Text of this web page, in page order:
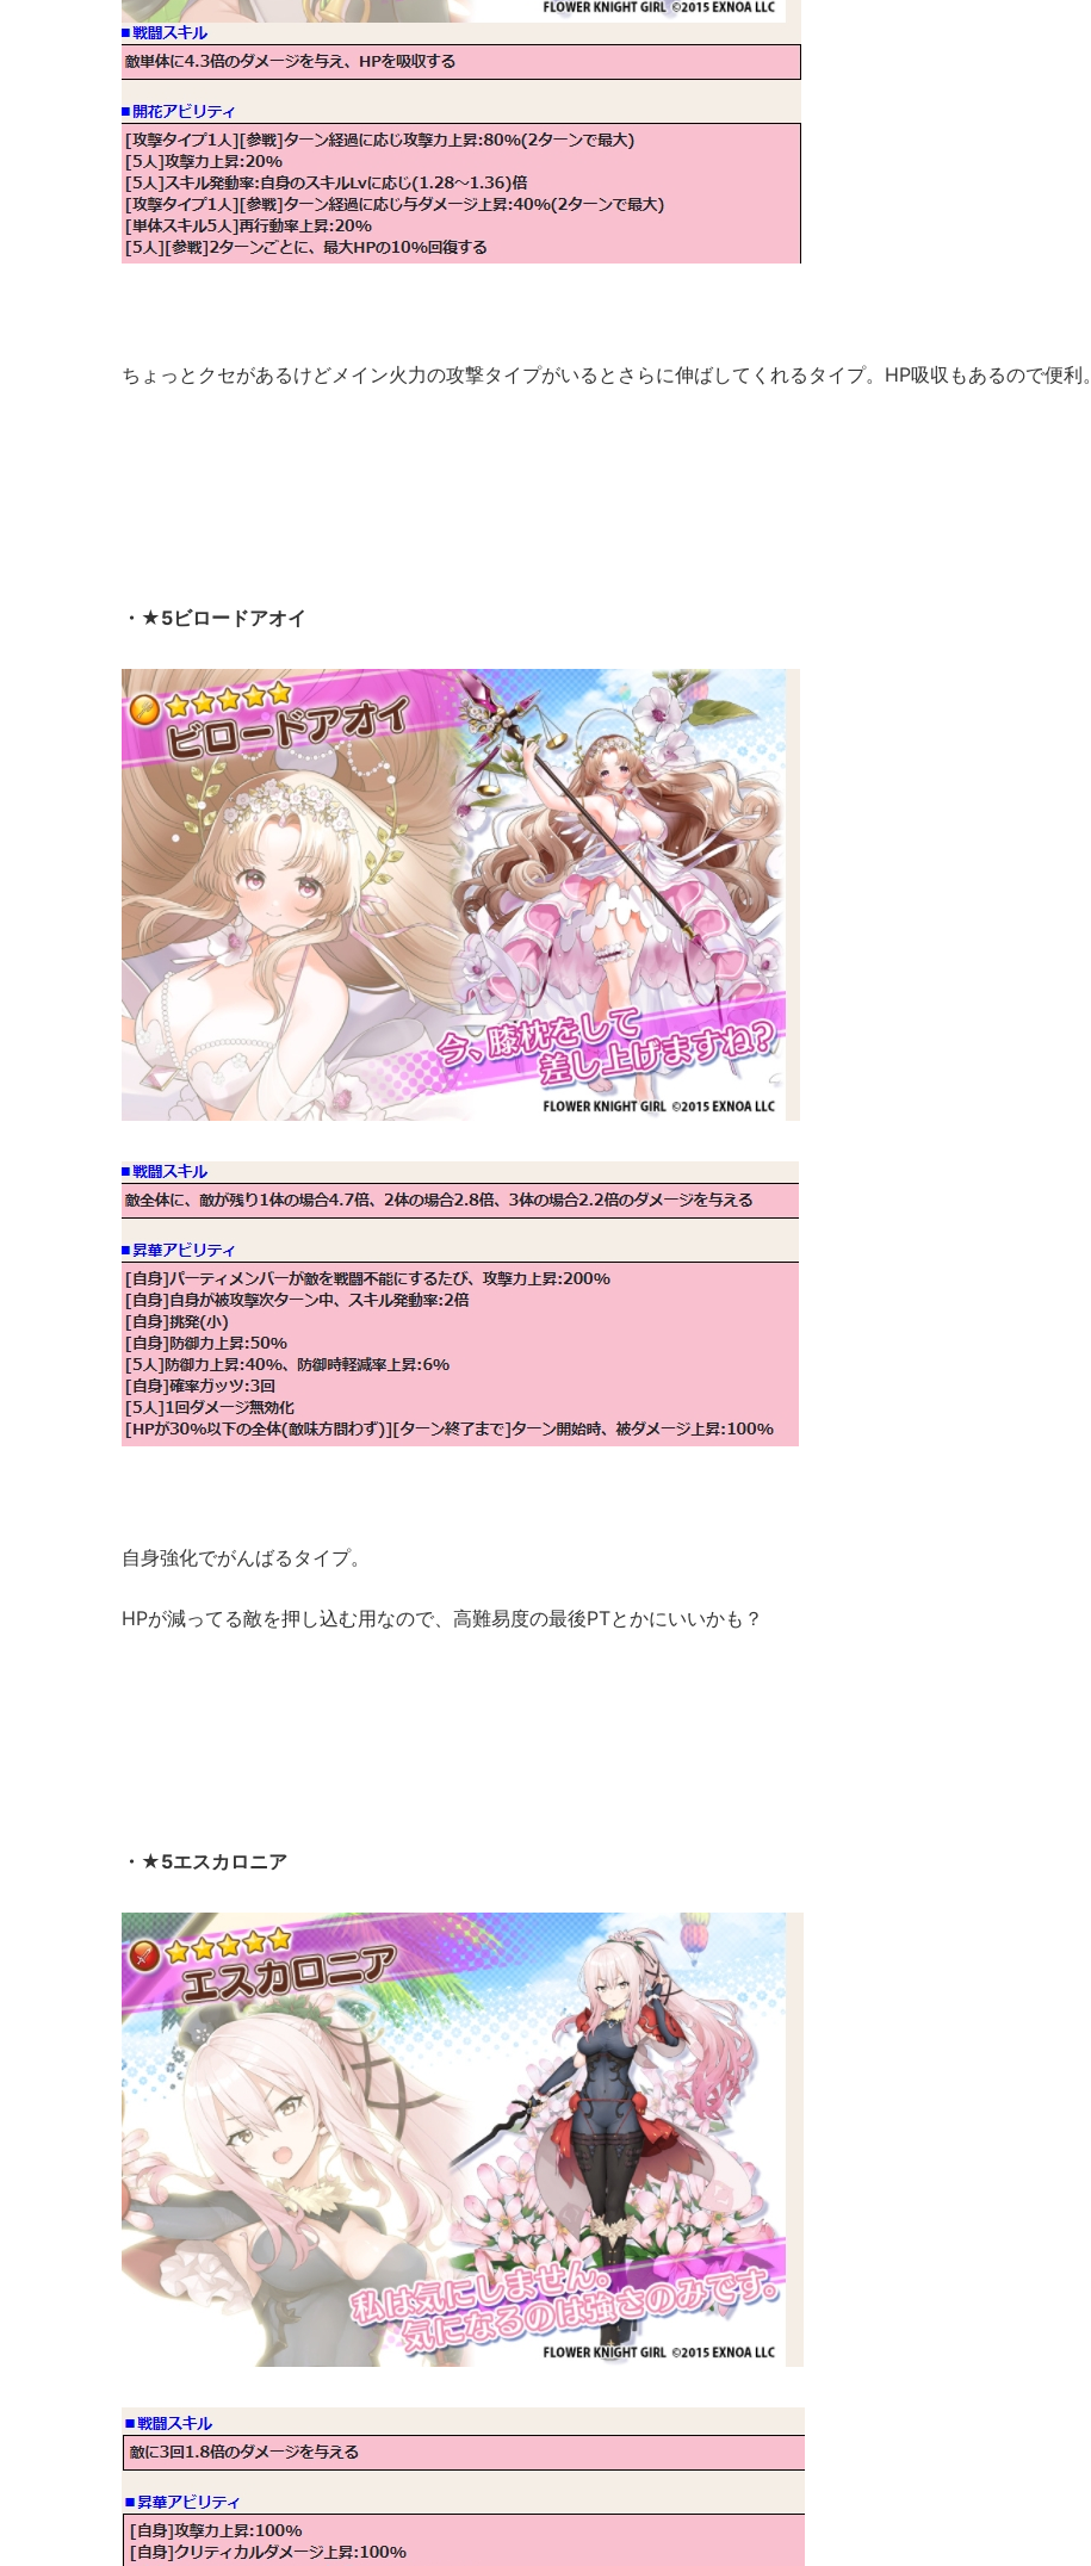
ちょっとクセがあるけどメイン火力の攻撃タイプがいるとさらに伸ばしてくれるタイプ。HP吸収もあるので便利。
・★5ビロードアオイ
自身強化でがんばるタイプ。
HPが減ってる敵を押し込む用なので、高難易度の最後PTとかにいいかも？
・★5エスカロニア